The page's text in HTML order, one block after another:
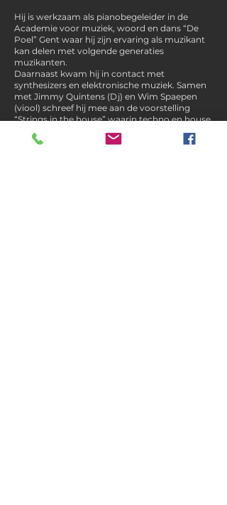
Hij is werkzaam als pianobegeleider in de
Academie voor muziek, woord en dans “De
Poel” Gent waar hij zijn ervaring als muzikant
kan delen met volgende generaties
muzikanten.
Daarnaast kwam hij in contact met
synthesizers en elektronische muziek. Samen
met Jimmy Quintens (Dj) en Wim Spaepen
(viool) schreef hij mee aan de voorstelling
“Strings in the house” waarin techno en house
muziek en klassieke muziek naast elkaar in de
concertzaal worden gebracht.